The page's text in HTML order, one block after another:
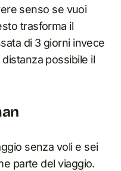
senso se vuoi
trasforma il
di 3 giorni invece
possibile il
senza voli e sei
parte del viaggio.